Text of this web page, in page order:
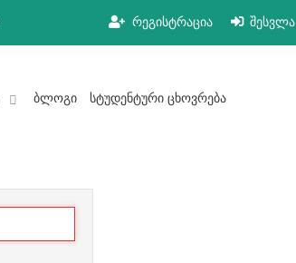
რეგისტრაცია შესვლა
ბლოგი სტუდენტური ცხოვრება